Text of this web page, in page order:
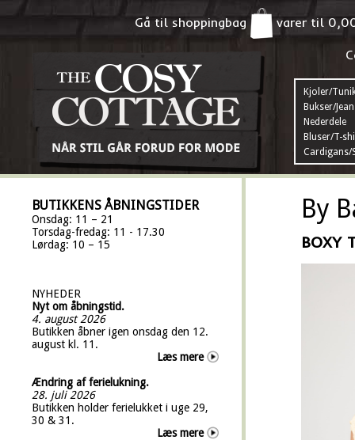
Gå til shoppingbag varer til
Kjoler/
Bukser/
Nederdele
Bluser/T-
Cardigans/
BUTIKKENS ÅBNINGSTIDER
Onsdag: 11 – 21
Torsdag-fredag: 11 - 17.30
Lørdag: 10 – 15
NYHEDER
Nyt om åbningstid.
4. august 2026
Butikken åbner igen onsdag den 12.
august kl. 11.
Læs mere
Ændring af ferielukning.
28. juli 2026
Butikken holder ferielukket i uge 29,
30 & 31.
Læs mere
By
BOXY